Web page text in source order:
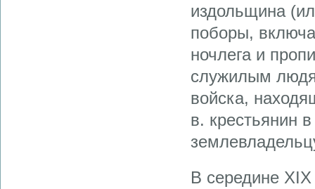
издольщина
поборы,
ночлега и
служилым
войска,
в. крестьянин
В середине